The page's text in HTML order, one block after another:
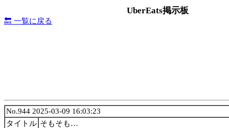
UberEats掲示板
🔙 一覧に戻る
No.944 2025-03-09 16:03:23
タイトル そもそも…